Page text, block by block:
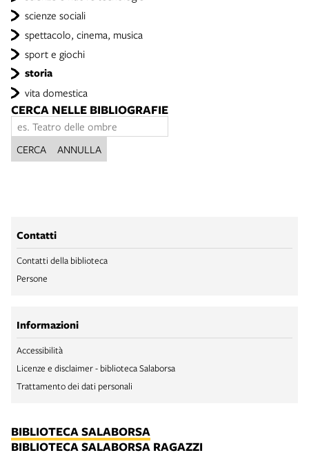
scienze sociali
spettacolo, cinema, musica
sport e giochi
storia
vita domestica
CERCA NELLE BIBLIOGRAFIE
CERCA ANNULLA
Contatti
Contatti della biblioteca
Persone
Informazioni
Accessibilità
Licenze e disclaimer - biblioteca Salaborsa
Trattamento dei dati personali
BIBLIOTECA SALABORSA
BIBLIOTECA SALABORSA RAGAZZI